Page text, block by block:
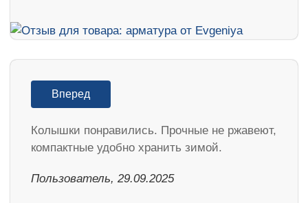
Вперед
Колышки понравились. Прочные не ржавеют,
компактные удобно хранить зимой.
Пользователь, 29.09.2025